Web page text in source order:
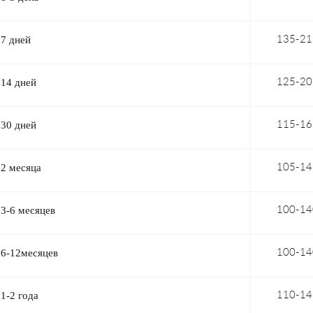
7 дней 135-
14 дней 125-
30 дней 115-
2 месяца 105-
3-6 месяцев 100-
6-12месяцев 100-
1-2 года 110-